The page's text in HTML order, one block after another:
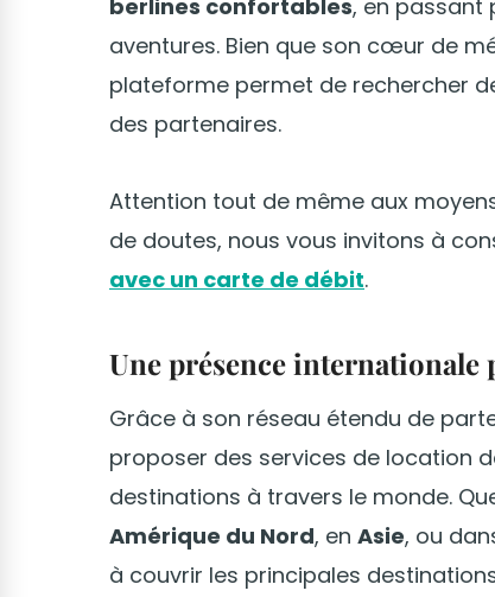
berlines confortables, en passant
aventures. Bien que son cœur de
plateforme permet de rechercher
des partenaires.
Attention tout de même aux
de doutes, nous vous invitons à
avec un carte de débit.
Une présence internationale
Grâce à son réseau étendu de
proposer des services de location
destinations à travers le monde.
Amérique du Nord, en Asie, ou
à couvrir les principales